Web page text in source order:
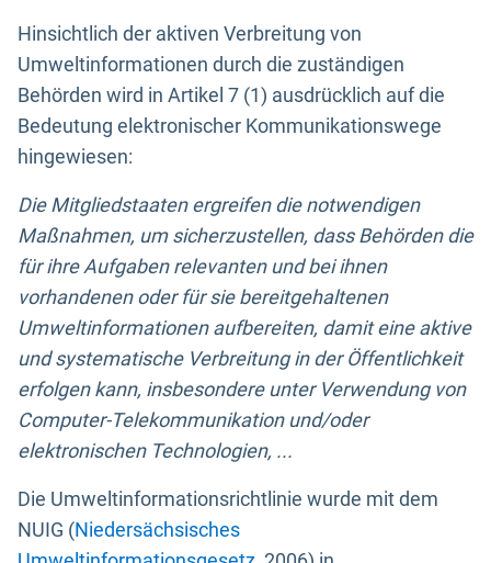
Hinsichtlich der aktiven Verbreitung von
Umweltinformationen durch die zuständigen
Behörden wird in Artikel 7 (1) ausdrücklich auf die
Bedeutung elektronischer Kommunikationswege
hingewiesen:
Die Mitgliedstaaten ergreifen die notwendigen
Maßnahmen, um sicherzustellen, dass Behörden die
für ihre Aufgaben relevanten und bei ihnen
vorhandenen oder für sie bereitgehaltenen
Umweltinformationen aufbereiten, damit eine aktive
und systematische Verbreitung in der Öffentlichkeit
erfolgen kann, insbesondere unter Verwendung von
Computer-Telekommunikation und/oder
elektronischen Technologien, ...
Die Umweltinformationsrichtlinie wurde mit dem
NUIG (Niedersächsisches